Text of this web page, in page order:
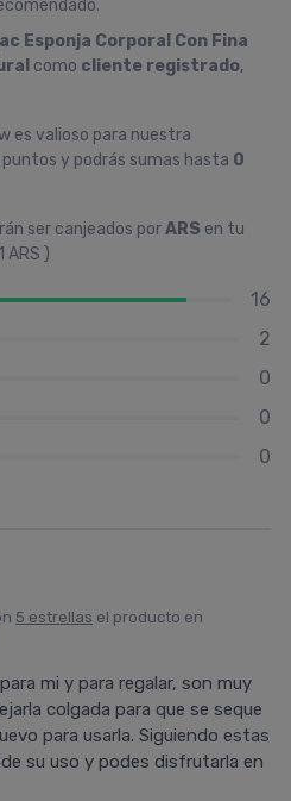
Esponja Corporal Con Fina
como cliente registrado,
es valioso para nuestra
y podrás sumas hasta 0
ser canjeados porARS en tu
ARS )
16
2
0
0
0
5 estrellas el producto en
mi y para regalar, son muy
colgada para que se seque
para usarla. Siguiendo estas
su uso y podes disfrutarla en